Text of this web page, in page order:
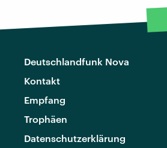
Deutschlandfunk Nova
Kontakt
Empfang
Trophäen
Datenschutzerklärung